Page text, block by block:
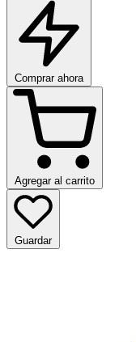
Comprar ahora
Agregar al carrito
Guardar